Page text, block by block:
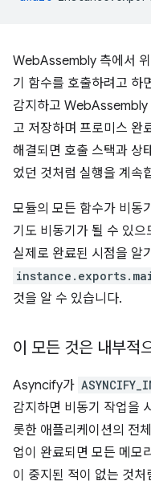
WebAssembly 측에서 위
기 함수를 호출하려고 하
감지하고 WebAssembly
고 저장하며 프로미스 완
해결되면 호출 스택과 상
었던 것처럼 실행을 계속
모듈의 모든 함수가 비동
기도 비동기가 될 수 있으
실제로 완료된 시점을 알
것을 알 수 있습니다.
이 모든 것은 내부적
Asyncify가
감지하면 비동기 작업을
롯한 애플리케이션의 전
업이 완료되면 모든 메모
이 중지된 적이 없는 것